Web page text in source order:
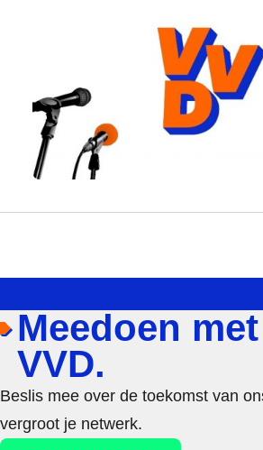
Meedoen
VVD.
Beslis mee over de toekomst van
vergroot je netwerk.